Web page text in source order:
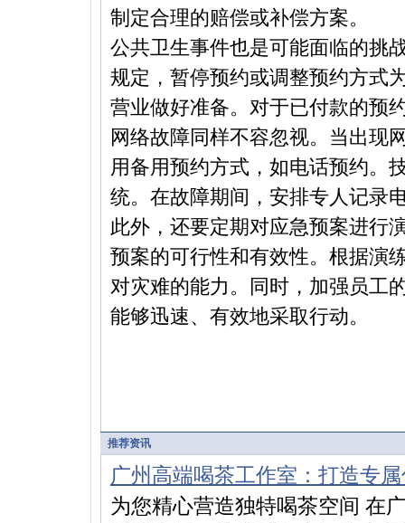
制定合理的赔偿或补偿方案。
公共卫生事件也是可能面临的挑
规定，暂停预约或调整预约方式
营业做好准备。对于已付款的预
网络故障同样不容忽视。当出现
用备用预约方式，如电话预约。
统。在故障期间，安排专人记录
此外，还要定期对应急预案进行
预案的可行性和有效性。根据演
对灾难的能力。同时，加强员工
能够迅速、有效地采取行动。
推荐资讯
广州高端喝茶工作室：打造专
为您精心营造独特喝茶空间 在